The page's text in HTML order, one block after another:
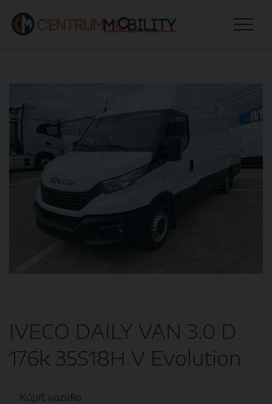
IVECO DAILY VAN 3.0 D
176k 35S18H V Evolution
Kúpiť vozidlo